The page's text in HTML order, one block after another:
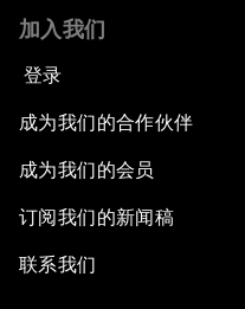
加入我们
登录
成为我们的合作伙伴
成为我们的会员
订阅我们的新闻稿
联系我们